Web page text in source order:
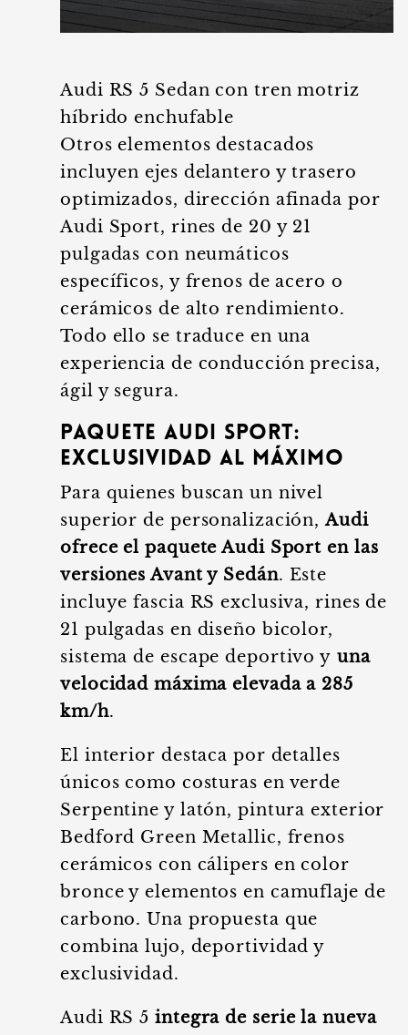
Audi RS 5 Sedan con tren motriz
híbrido enchufable
Otros elementos destacados
incluyen ejes delantero y trasero
optimizados, dirección afinada por
Audi Sport, rines de 20 y 21
pulgadas con neumáticos
específicos, y frenos de acero o
cerámicos de alto rendimiento.
Todo ello se traduce en una
experiencia de conducción precisa,
ágil y segura.
Paquete Audi Sport:
exclusividad al máximo
Para quienes buscan un nivel
superior de personalización, Audi
ofrece el paquete Audi Sport en las
versiones Avant y Sedán. Este
incluye fascia RS exclusiva, rines de
21 pulgadas en diseño bicolor,
sistema de escape deportivo y una
velocidad máxima elevada a 285
km/h.
El interior destaca por detalles
únicos como costuras en verde
Serpentine y latón, pintura exterior
Bedford Green Metallic, frenos
cerámicos con cálipers en color
bronce y elementos en camuflaje de
carbono. Una propuesta que
combina lujo, deportividad y
exclusividad.
Audi RS 5 integra de serie la nueva